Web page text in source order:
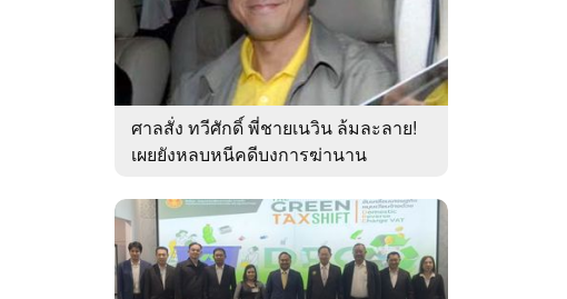
ศาลสั่ง ทวีศักดิ์ พี่ชายเนวิน ล้มละลาย!
เผยยังหลบหนีคดีบงการฆ่านาน